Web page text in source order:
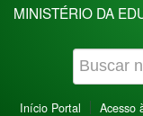
MINISTÉRIO DA
Início Portal Acesso